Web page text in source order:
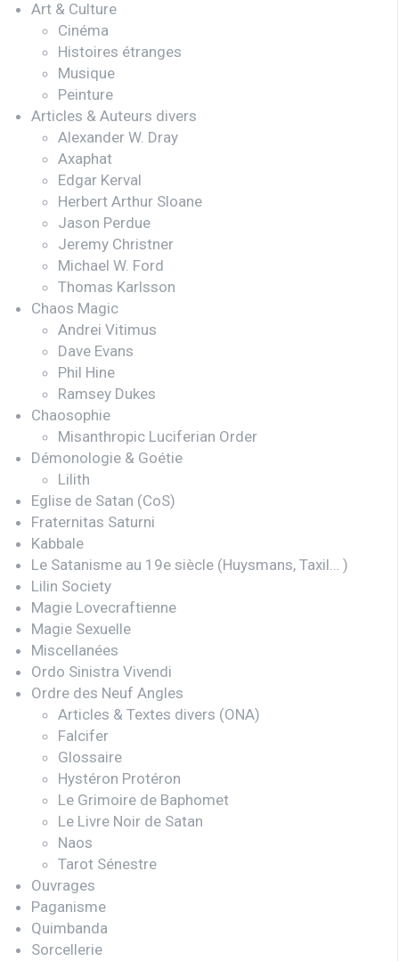
Art & Culture
Cinéma
Histoires étranges
Musique
Peinture
Articles & Auteurs divers
Alexander W. Dray
Axaphat
Edgar Kerval
Herbert Arthur Sloane
Jason Perdue
Jeremy Christner
Michael W. Ford
Thomas Karlsson
Chaos Magic
Andrei Vitimus
Dave Evans
Phil Hine
Ramsey Dukes
Chaosophie
Misanthropic Luciferian Order
Démonologie & Goétie
Lilith
Eglise de Satan (CoS)
Fraternitas Saturni
Kabbale
Le Satanisme au 19e siècle (Huysmans, Taxil… )
Lilin Society
Magie Lovecraftienne
Magie Sexuelle
Miscellanées
Ordo Sinistra Vivendi
Ordre des Neuf Angles
Articles & Textes divers (ONA)
Falcifer
Glossaire
Hystéron Protéron
Le Grimoire de Baphomet
Le Livre Noir de Satan
Naos
Tarot Sénestre
Ouvrages
Paganisme
Quimbanda
Sorcellerie